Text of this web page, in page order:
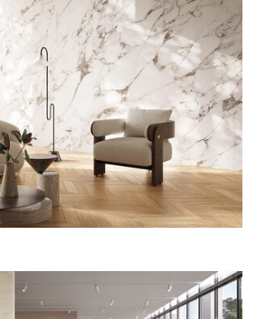
Mehr erfahren